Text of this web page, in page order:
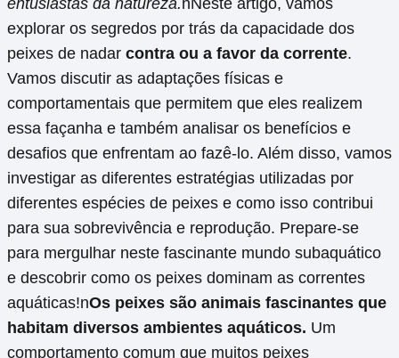
explorar os segredos por trás da capacidade dos
peixes de nadar contra ou a favor da corrente.
Vamos discutir as adaptações físicas e
comportamentais que permitem que eles realizem
essa façanha e também analisar os benefícios e
desafios que enfrentam ao fazê-lo. Além disso, vamos
investigar as diferentes estratégias utilizadas por
diferentes espécies de peixes e como isso contribui
para sua sobrevivência e reprodução. Prepare-se
para mergulhar neste fascinante mundo subaquático
e descobrir como os peixes dominam as correntes
aquáticas!nOs peixes são animais fascinantes que
habitam diversos ambientes aquáticos. Um
comportamento comum que muitos peixes